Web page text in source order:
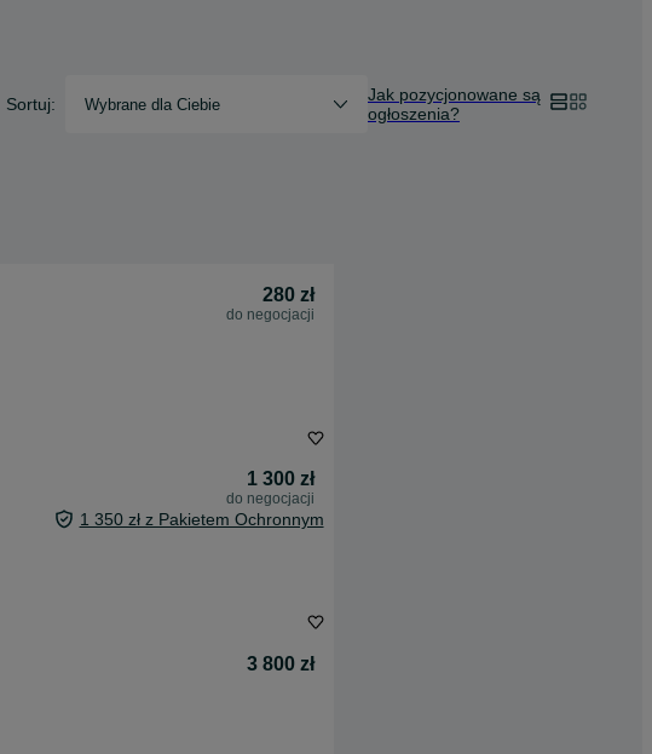
Sortuj: Wybrane dla Ciebie
Jak pozycjonowane są
ogłoszenia?
280 zł
do negocjacji
1 300 zł
do negocjacji
1 350 zł z Pakietem Ochronnym
3 800 zł